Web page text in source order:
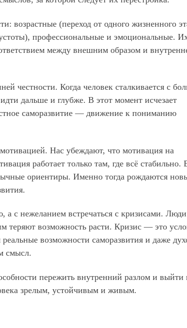
возрастные (переход от одного жизненного
профессиональные и эмоциональные.
между внешним образом и
честности. Когда человек сталкивается с
дальше и глубже. В этот момент исчезает
саморазвитие — движение к пониманию
Нас убеждают, что мотивация на
работает только там, где всё стабильно.
ориентиры. Именно тогда рождаются
а с нежеланием встречаться с кризисами. Люди
теряют возможность расти. Кризис — это
возможности саморазвития и даже
смысл.
пережить внутренний разлом и выйти
зрелым, устойчивым и живым.